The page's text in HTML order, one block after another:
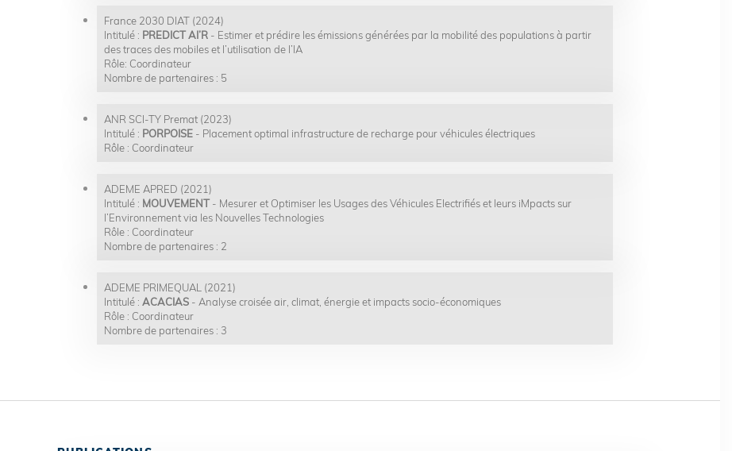
France 2030 DIAT (2024)
Intitulé : PREDICT AI’R - Estimer et prédire les émissions générées par la mobilité des populations à partir
des traces des mobiles et l’utilisation de l’IA
Rôle: Coordinateur
Nombre de partenaires : 5
ANR SCI-TY Premat (2023)
Intitulé : PORPOISE - Placement optimal infrastructure de recharge pour véhicules électriques
Rôle : Coordinateur
ADEME APRED (2021)
Intitulé : MOUVEMENT - Mesurer et Optimiser les Usages des Véhicules Electrifiés et leurs iMpacts sur
l’Environnement via les Nouvelles Technologies
Rôle : Coordinateur
Nombre de partenaires : 2
ADEME PRIMEQUAL (2021)
Intitulé : ACACIAS - Analyse croisée air, climat, énergie et impacts socio-économiques
Rôle : Coordinateur
Nombre de partenaires : 3